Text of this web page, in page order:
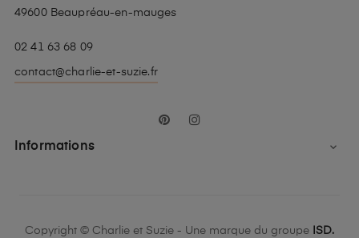
49600 Beaupréau-en-mauges
02 41 63 68 09
contact@charlie-et-suzie.fr
Pinterest
Informations 
Copyright © Charlie et Suzie - Une marque du groupe ISD.